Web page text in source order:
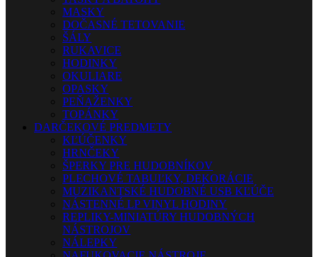
MASKY
DOČASNÉ TETOVANIE
ŠÁLY
RUKAVICE
HODINKY
OKULIARE
OPASKY
PEŇAŽENKY
TOPÁNKY
DARČEKOVÉ PREDMETY
KĽÚČENKY
HRNČEKY
ŠPERKY PRE HUDOBNÍKOV
PLECHOVÉ TABUĽKY, DEKORÁCIE
MUZIKANTSKÉ HUDOBNÉ USB KĽÚČE
NÁSTENNÉ LP VINYL HODINY
REPLIKY-MINIATÚRY HUDOBNÝCH
NÁSTROJOV
NÁLEPKY